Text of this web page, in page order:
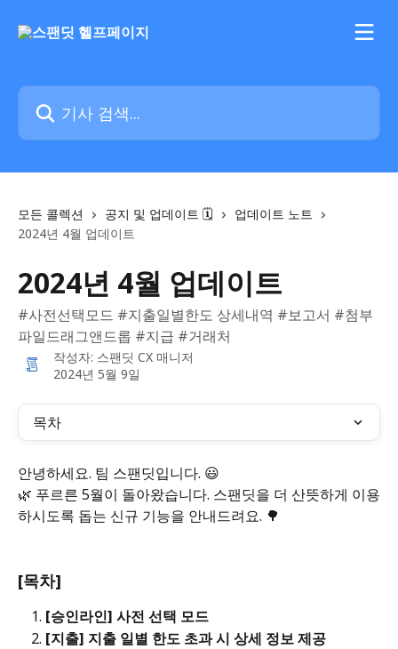
기사 검색...
모든 콜렉션 공지 및 업데이트 🗓️
업데이트 노트
2024년 4월 업데이트
2024년 4월 업데이트
#사전선택모드 #지출일별한도 상세내역 #보고서 #첨부
파일드래그앤드롭 #지급 #거래처
작성자: 스팬딧 CX 매니저
2024년 5월 9일
목차
안녕하세요. 팀 스팬딧입니다. 😃
🌿 푸르른 5월이 돌아왔습니다. 스팬딧을 더 산뜻하게 이용
하시도록 돕는 신규 기능을 안내드려요. 🌳
[목차]
[승인라인] 사전 선택 모드
[지출] 지출 일별 한도 초과 시 상세 정보 제공